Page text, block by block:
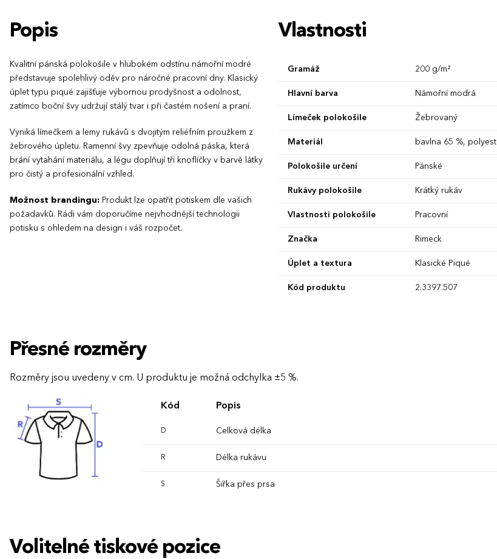
Popis
Kvalitní pánská polokošile v hlubokém odstínu námořní modré
představuje spolehlivý oděv pro náročné pracovní dny. Klasický
úplet typu piqué zajišťuje výbornou prodyšnost a odolnost,
zatímco boční švy udržují stálý tvar i při častém nošení a praní.
Vyniká límečkem a lemy rukávů s dvojitým reliéfním proužkem z
žebrového úpletu. Ramenní švy zpevňuje odolná páska, která
brání vytahání materiálu, a légu doplňují tři knoflíčky v barvě látky
pro čistý a profesionální vzhled.
Možnost brandingu: Produkt lze opatřit potiskem dle vašich
požadavků. Rádi vám doporučíme nejvhodnější technologii
potisku s ohledem na design i váš rozpočet.
Vlastnosti
Gramáž 200 g/m²
Hlavní barva Námořní modrá
Límeček polokošile Žebrovaný
Materiál bavlna 65 %,
Polokošile určení Pánské
Rukávy polokošile Krátký rukáv
Vlastnosti polokošile Pracovní
Značka Rimeck
Úplet a textura Klasické Piqué
Kód produktu 2.3397.507
Přesné rozměry
Rozměry jsou uvedeny v cm. U produktu je možná odchylka ±5 %.
Kód Popis
D Celková délka
R Délka rukávu
S Šířka přes prsa
Volitelné tiskové pozice